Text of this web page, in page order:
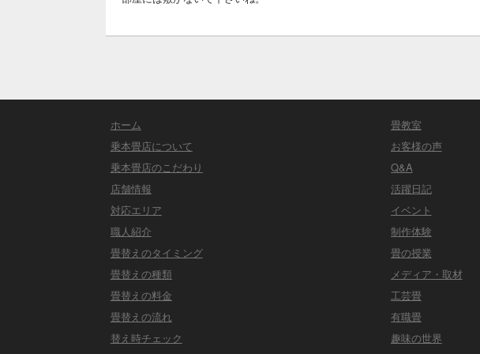
ホーム
乗本畳店について
乗本畳店のこだわり
店舗情報
対応エリア
職人紹介
畳替えのタイミング
畳替えの種類
畳替えの料金
畳替えの流れ
替え時チェック
畳教室
お客様の声
Q&A
活躍日記
イベント
制作体験
畳の授業
メディア・取材
工芸畳
有職畳
趣味の世界